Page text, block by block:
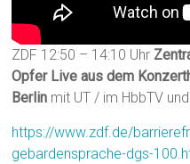
ZDF 12:50 – 14:10 Uhr
Opfer Live aus dem
Berlin mit UT / im HbbTV
https://www.zdf.de/
gebardensprache-dgs-